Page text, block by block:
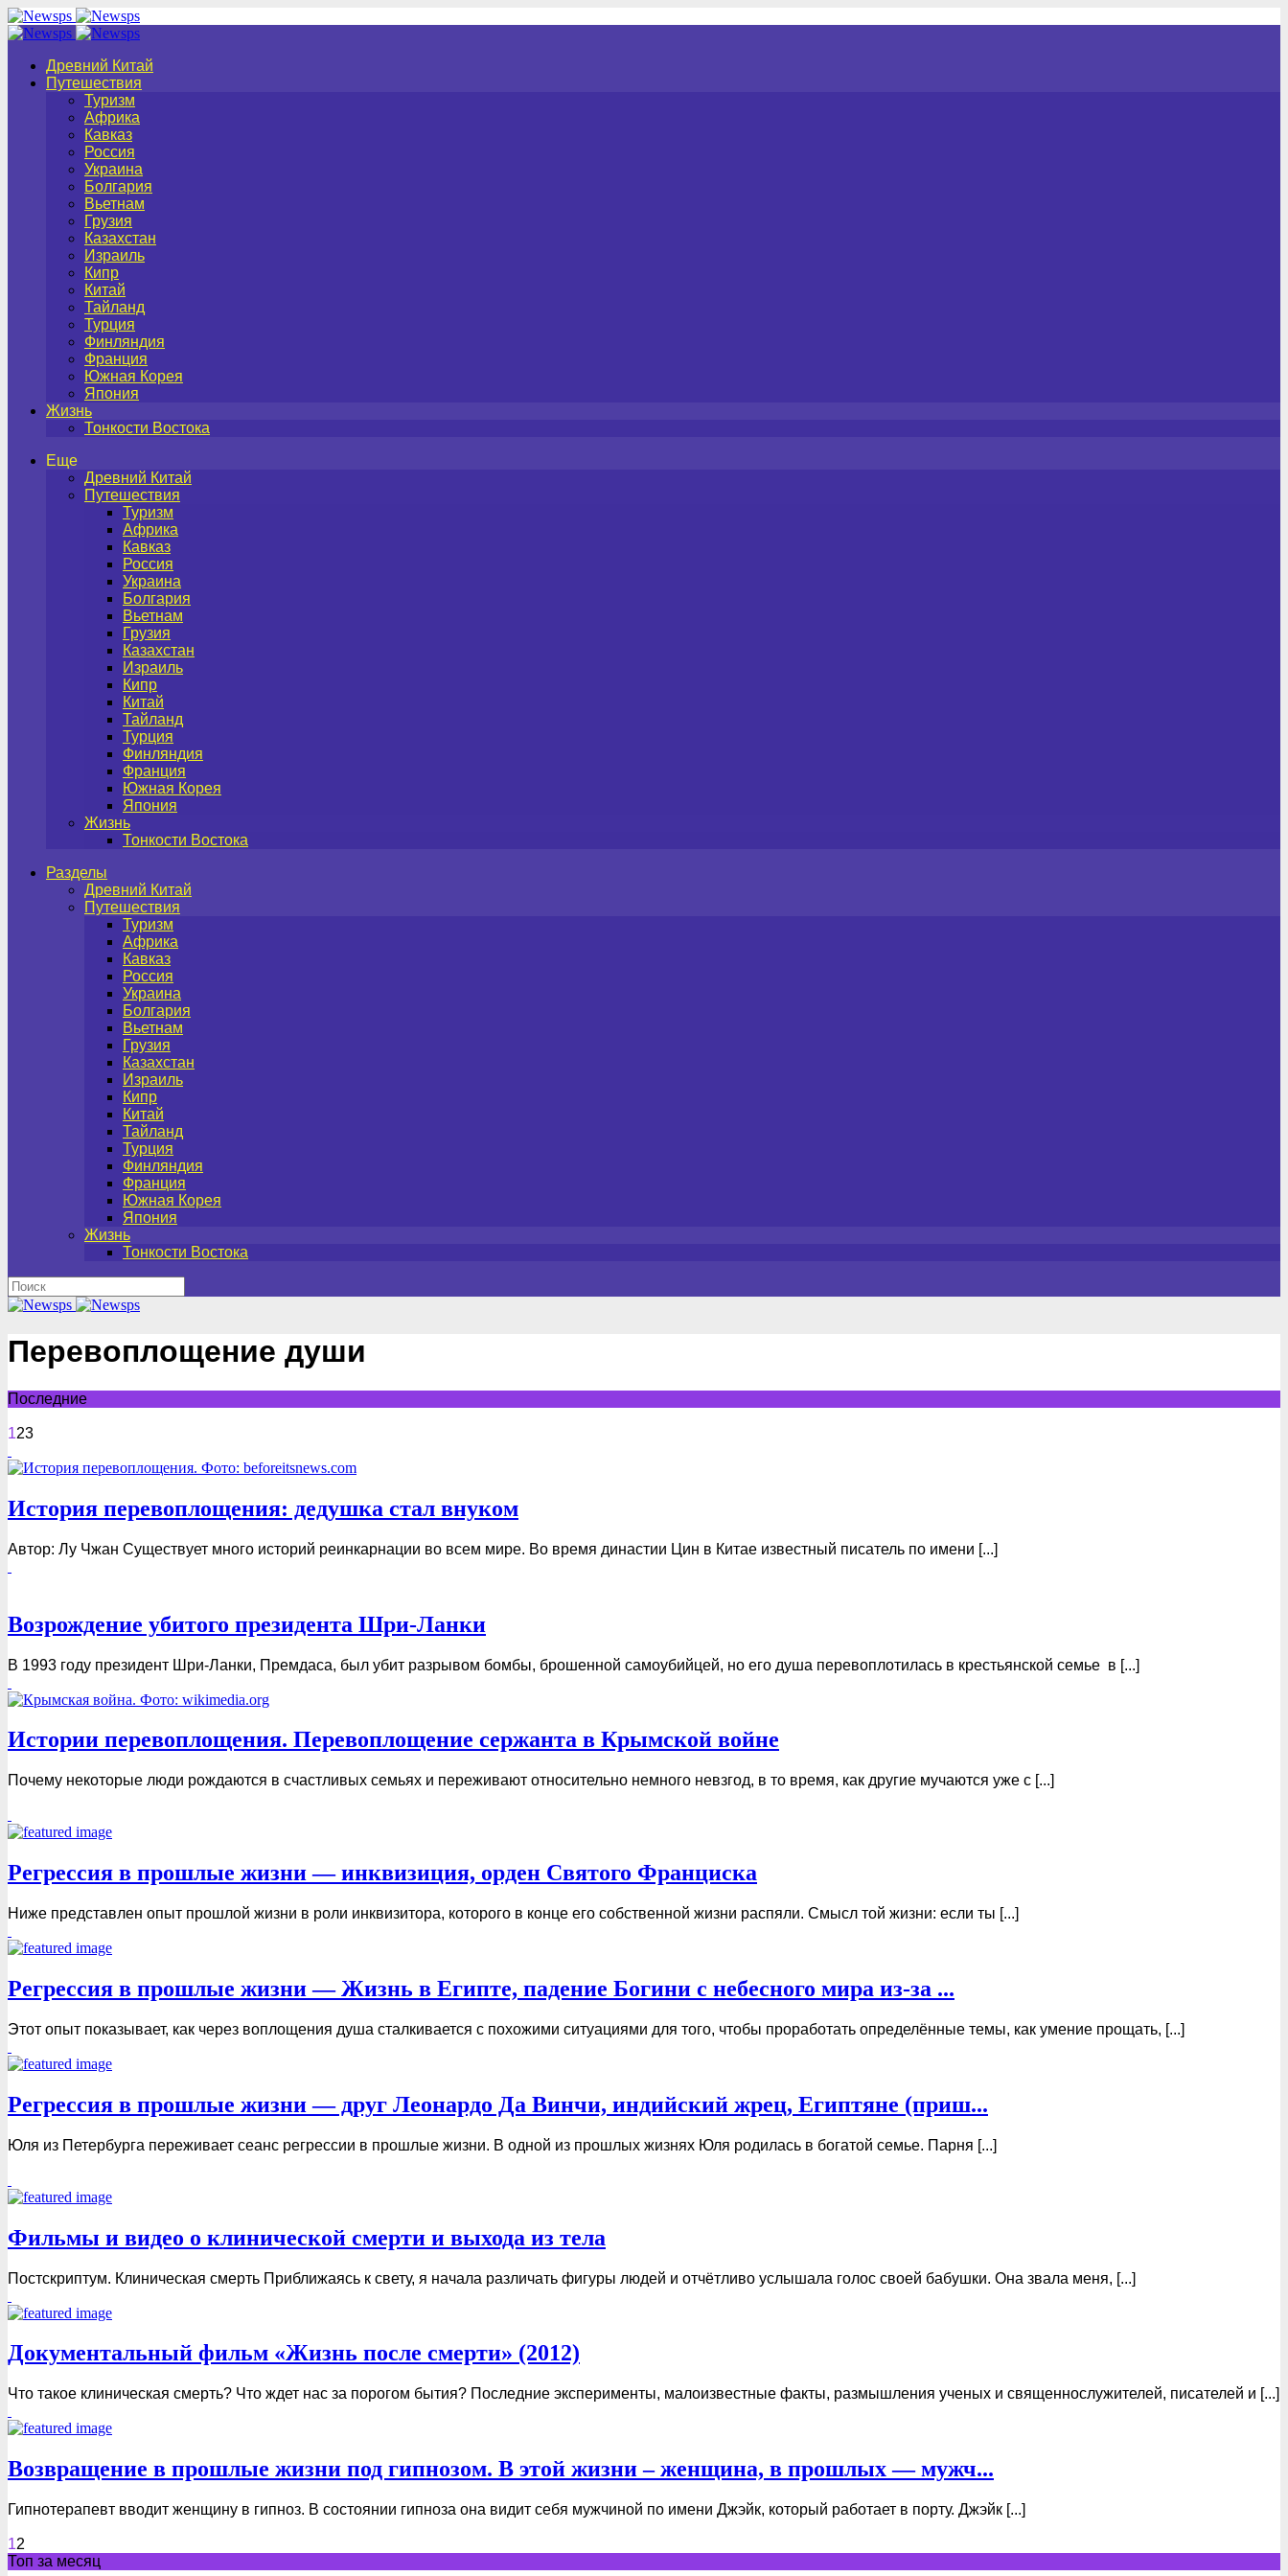
Древний Китай
Путешествия
Туризм
Африка
Кавказ
Россия
Украина
Болгария
Вьетнам
Грузия
Казахстан
Израиль
Кипр
Китай
Тайланд
Турция
Финляндия
Франция
Южная Корея
Япония
Жизнь
Тонкости Востока
Еще
Древний Китай
Путешествия
Туризм
Африка
Кавказ
Россия
Украина
Болгария
Вьетнам
Грузия
Казахстан
Израиль
Кипр
Китай
Тайланд
Турция
Финляндия
Франция
Южная Корея
Япония
Жизнь
Тонкости Востока
Разделы
Древний Китай
Путешествия
Туризм
Африка
Кавказ
Россия
Украина
Болгария
Вьетнам
Грузия
Казахстан
Израиль
Кипр
Китай
Тайланд
Турция
Финляндия
Франция
Южная Корея
Япония
Жизнь
Тонкости Востока
Перевоплощение души
Последние
123
История перевоплощения: дедушка стал внуком
Автор: Лу Чжан Существует много историй реинкарнации во всем мире. Во время династии Цин в Китае известный писатель по имени [...]
Возрождение убитого президента Шри-Ланки
В 1993 году президент Шри-Ланки, Премдаса, был убит разрывом бомбы, брошенной самоубийцей, но его душа перевоплотилась в крестьянской семье в [...]
Истории перевоплощения. Перевоплощение сержанта в Крымской войне
Почему некоторые люди рождаются в счастливых семьях и переживают относительно немного невзгод, в то время, как другие мучаются уже с [...]
Регрессия в прошлые жизни — инквизиция, орден Святого Франциска
Ниже представлен опыт прошлой жизни в роли инквизитора, которого в конце его собственной жизни распяли. Смысл той жизни: если ты [...]
Регрессия в прошлые жизни — Жизнь в Египте, падение Богини с небесного мира из-за ...
Этот опыт показывает, как через воплощения душа сталкивается с похожими ситуациями для того, чтобы проработать определённые темы, как умение прощать, [...]
Регрессия в прошлые жизни — друг Леонардо Да Винчи, индийский жрец, Египтяне (приш...
Юля из Петербурга переживает сеанс регрессии в прошлые жизни. В одной из прошлых жизнях Юля родилась в богатой семье. Парня [...]
Фильмы и видео о клинической смерти и выхода из тела
Постскриптум. Клиническая смерть Приближаясь к свету, я начала различать фигуры людей и отчётливо услышала голос своей бабушки. Она звала меня, [...]
Документальный фильм «Жизнь после смерти» (2012)
Что такое клиническая смерть? Что ждет нас за порогом бытия? Последние эксперименты, малоизвестные факты, размышления ученых и священнослужителей, писателей и [...]
Возвращение в прошлые жизни под гипнозом. В этой жизни – женщина, в прошлых — мужч...
Гипнотерапевт вводит женщину в гипноз. В состоянии гипноза она видит себя мужчиной по имени Джэйк, который работает в порту. Джэйк [...]
12
Топ за месяц